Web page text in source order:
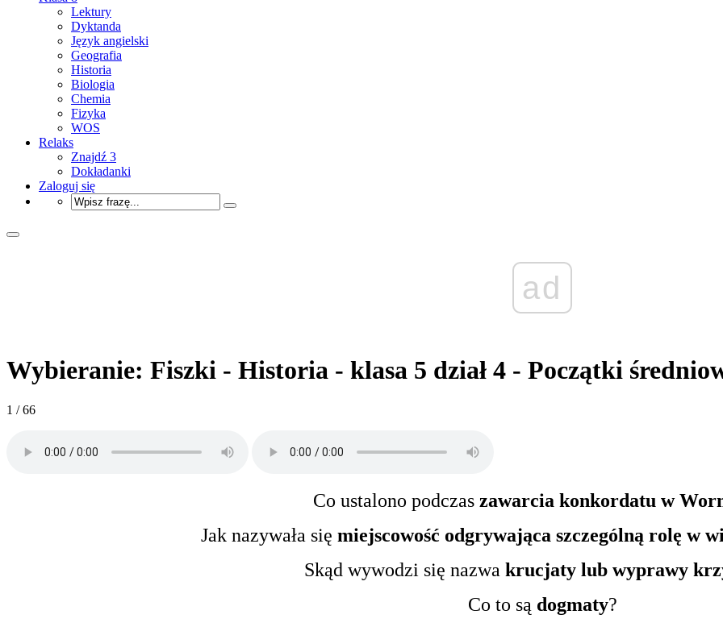
Lektury
Dyktanda
Język angielski
Geografia
Historia
Biologia
Chemia
Fizyka
WOS
Relaks
Znajdź 3
Dokładanki
Zaloguj się
ad
Wybieranie: Fiszki - Historia - klasa 5 dział 4 - Początki
1 / 66
Co ustalono podczas zawarcia konkordatu w
Jak nazywała się miejscowość odgrywająca szczególną rolę w
Skąd wywodzi się nazwa krucjaty lub wyprawy
Co to są dogmaty?